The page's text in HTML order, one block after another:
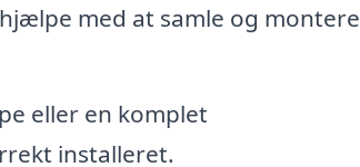
med at samle og montere
eller en komplet
installeret.